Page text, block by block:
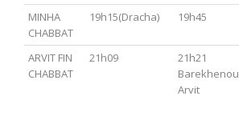
MINHA
CHABBAT
19h15(Dracha) 19h45
ARVIT FIN
CHABBAT
21h09
21h21
Barekhenou
Arvit